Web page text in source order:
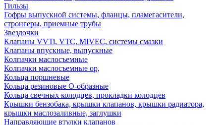
Гильзы
Гофры выпускной системы, фланцы, пламегасители,
стронгеры, приемные трубы
Звездочки
Клапаны VVTi, VTC, MIVEC, системы смазки
Клапаны впускные, выпускные
Колпачки маслосъемные
Колпачки маслосъемные ор,
Кольца поршневые
Кольца резиновые О-образные
Кольца свечных колодцев, прокладки колодцев
Крышки бензобака, крышки клапанов, крышки радиатора,
крышки маслозаливные, заглушки
Направляющие втулки клапанов